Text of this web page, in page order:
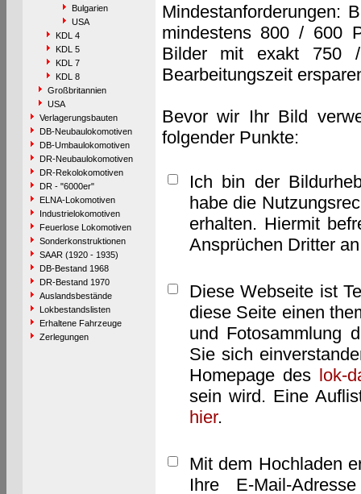
Bulgarien
USA
KDL 4
KDL 5
KDL 7
KDL 8
Großbritannien
USA
Verlagerungsbauten
DB-Neubaulokomotiven
DB-Umbaulokomotiven
DR-Neubaulokomotiven
DR-Rekolokomotiven
DR - "6000er"
ELNA-Lokomotiven
Industrielokomotiven
Feuerlose Lokomotiven
Sonderkonstruktionen
SAAR (1920 - 1935)
DB-Bestand 1968
DR-Bestand 1970
Auslandsbestände
Lokbestandslisten
Erhaltene Fahrzeuge
Zerlegungen
Mindestanforderungen:
mindestens 800 / 600
Bilder mit exakt 750
Bearbeitungszeit
Bevor wir Ihr Bild
folgender Punkte:
Ich bin der
habe die
erhalten. Hiermit
Ansprüchen Dritter
Diese Webseite ist
diese Seite einen
und Fotosammlung
Sie sich
Homepage des lok-
sein wird. Eine
hier.
Mit dem Hochladen
Ihre E-Mail-